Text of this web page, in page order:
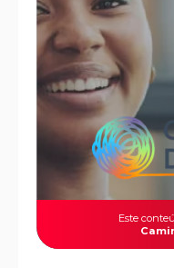
Este